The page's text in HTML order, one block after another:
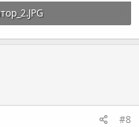
· Просмотры: 331
#8